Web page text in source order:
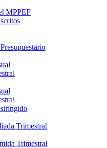
MPPEF
Trimestral
Trimestral